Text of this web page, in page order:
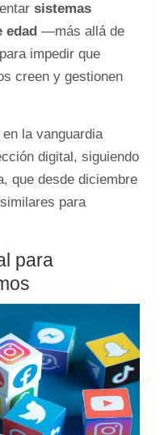
sistemas
—más allá de
impedir que
creen y gestionen
la vanguardia
digital, siguiendo
que desde diciembre
para
para